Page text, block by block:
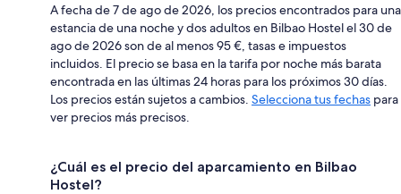
A fecha de 7 de ago de 2026, los precios encontrados para una
estancia de una noche y dos adultos en Bilbao Hostel el 30 de
ago de 2026 son de al menos 95 €, tasas e impuestos
incluidos. El precio se basa en la tarifa por noche más barata
encontrada en las últimas 24 horas para los próximos 30 días.
Los precios están sujetos a cambios. Selecciona tus fechas para
ver precios más precisos.
¿Cuál es el precio del aparcamiento en Bilbao
Hostel?